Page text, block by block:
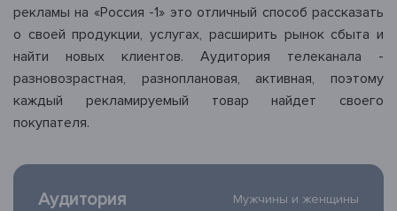
рекламы на «Россия -1» это отличный способ рассказать
о своей продукции, услугах, расширить рынок сбыта и
найти новых клиентов. Аудитория телеканала -
разновозрастная, разноплановая, активная, поэтому
каждый рекламируемый товар найдет своего
покупателя.
Аудитория Мужчины и женщины